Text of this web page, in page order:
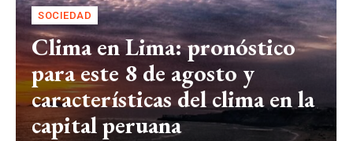
SOCIEDAD
Clima en Lima: pronóstico
para este 8 de agosto y
características del clima en la
capital peruana